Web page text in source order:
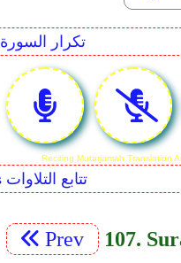
Surah Repeating تكرار السورة
Reciters Sequents تتابع التلاوات
Prev